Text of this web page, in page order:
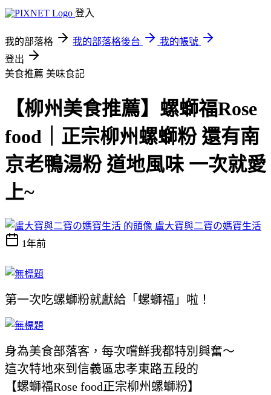
登入
我的部落格 我的部落格後台
我的帳號
登出
美食推薦 美味食記
【柳州美食推薦】螺螄福Rose
food｜正宗柳州螺螄粉 還有南
京老鴨湯粉 道地風味 一次就愛
上~
盧大寶與二寶の媽寶生活
1年前
第一次吃螺螄粉就獻給「螺螄福」啦！
身為美食部落客，每次嚐鮮我都特別興奮～
這次特地來到信義區忠孝東路五段的
【螺螄福Rose food正宗柳州螺螄粉】